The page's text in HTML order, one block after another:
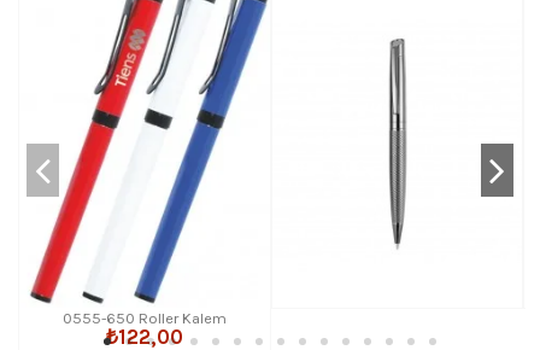
0555-650 Roller Kalem
₺122,00